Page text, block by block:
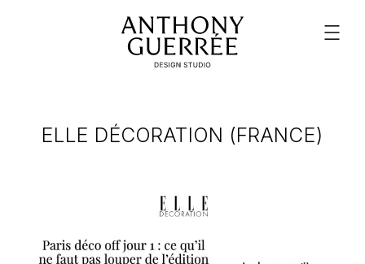
ELLE DÉCORATION (FRANCE)